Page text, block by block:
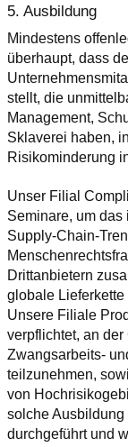
5. Ausbildung
Mindestens
überhaupt, dass
stellt, die
Management,
Sklaverei haben,
Risikominderung
Unser Filial
Seminare, um
Supply-Chain-
Drittanbietern
globale Lieferkette
Unsere Filiale
verpflichtet, an
Zwangsarbeits-
teilzunehmen,
von
solche Ausbildung
durchgeführt und